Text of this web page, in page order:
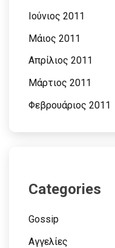
Ιούνιος 2011
Μάιος 2011
Απρίλιος 2011
Μάρτιος 2011
Φεβρουάριος 2011
Categories
Gossip
Αγγελίες